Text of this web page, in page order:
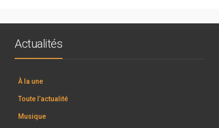
Actualités
À la une
Toute l’actualité
Musique